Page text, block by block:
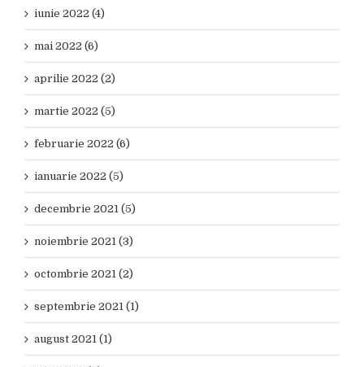
iunie 2022 (4)
mai 2022 (6)
aprilie 2022 (2)
martie 2022 (5)
februarie 2022 (6)
ianuarie 2022 (5)
decembrie 2021 (5)
noiembrie 2021 (3)
octombrie 2021 (2)
septembrie 2021 (1)
august 2021 (1)